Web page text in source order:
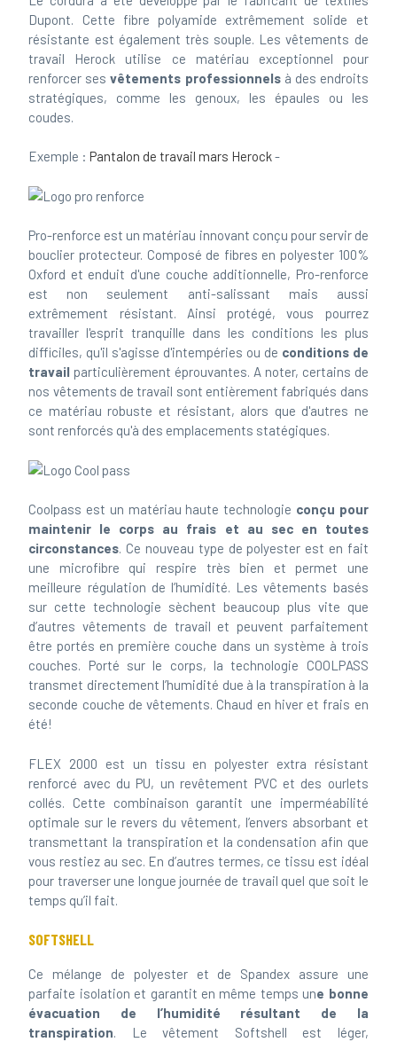
Dupont. Cette fibre polyamide extrêmement solide et
résistante est également très souple. Les vêtements de
travail Herock utilise ce matériau exceptionnel pour
renforcer sesvêtements professionnelsà des endroits
stratégiques, comme les genoux, les épaules ou les
coudes.
Exemple :Pantalon de travail mars Herock-
Pro-renforce est un matériau innovant conçu pour servir de
bouclier protecteur. Composé de fibres en polyester 100%
Oxford et enduit d'une couche additionnelle, Pro-renforce
est non seulement anti-salissant mais aussi
extrêmement résistant. Ainsi protégé, vous pourrez
travailler l'esprit tranquille dans les conditions les plus
difficiles, qu'il s'agisse d'intempéries ou de conditions de
travail particulièrement éprouvantes. A noter, certains de
nos vêtements de travail sont entièrement fabriqués dans
ce matériau robuste et résistant, alors que d'autres ne
sont renforcés qu'à des emplacements statégiques.
Coolpass est un matériau haute technologie conçu pour
maintenir le corps au frais et au sec en toutes
circonstances. Ce nouveau type de polyester est en fait
une microfibre qui respire très bien et permet une
meilleure régulation de l’humidité. Les vêtements basés
sur cette technologie sèchent beaucoup plus vite que
d’autres vêtements de travail et peuvent parfaitement
être portés en première couche dans un système à trois
couches. Porté sur le corps, la technologie COOLPASS
transmet directement l’humidité due à la transpiration à la
seconde couche de vêtements. Chaud en hiver et frais en
été!
FLEX 2000 est un tissu en polyester extra résistant
renforcé avec du PU, un revêtement PVC et des ourlets
collés. Cette combinaison garantit une imperméabilité
optimale sur le revers du vêtement, l’envers absorbant et
transmettant la transpiration et la condensation afin que
vous restiez au sec. En d’autres termes, ce tissu est idéal
pour traverser une longue journée de travail quel que soit le
temps qu’il fait.
SOFTSHELL
Ce mélange de polyester et de Spandex assure une
parfaite isolation et garantit en même temps une bonne
évacuation de l’humidité résultant de la
transpiration. Le vêtement Softshell est léger,